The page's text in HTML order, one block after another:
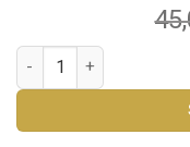
ATÖLYE SMİLE ÖZEL